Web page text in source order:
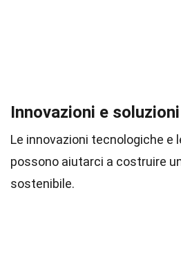
Innovazioni e
Le innovazioni tecnologiche e
possono aiutarci a costruire
sostenibile.